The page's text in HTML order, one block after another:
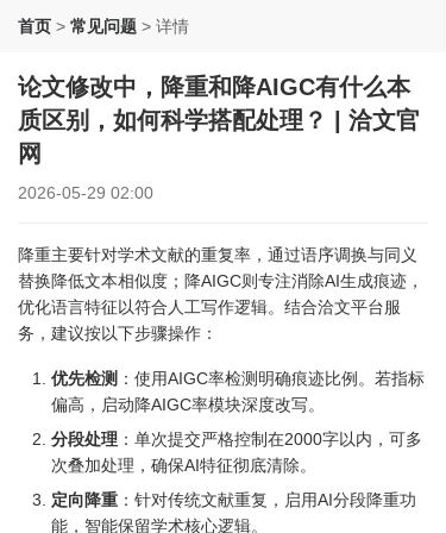
首页 > 常见问题 > 详情
论文修改中，降重和降AIGC有什么本
质区别，如何科学搭配处理？ | 洽文官
网
2026-05-29 02:00
降重主要针对学术文献的重复率，通过语序调换与同义
替换降低文本相似度；降AIGC则专注消除AI生成痕迹，
优化语言特征以符合人工写作逻辑。结合洽文平台服
务，建议按以下步骤操作：
优先检测 ：使用AIGC率检测明确痕迹比例。若指标
偏高，启动降AIGC率模块深度改写。
分段处理 ：单次提交严格控制在2000字以内，可多
次叠加处理，确保AI特征彻底清除。
定向降重 ：针对传统文献重复，启用AI分段降重功
能，智能保留学术核心逻辑。